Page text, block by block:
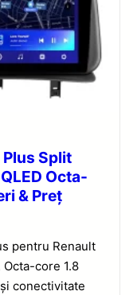
Split
Octa-
& Preț
pentru Renault
Octa-core 1.8
conectivitate